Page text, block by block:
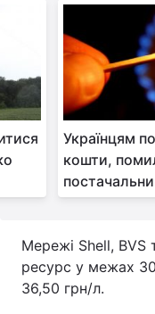
Тема оформлення
Українцям
кошти,
Мережі Shell, BVS
ресурс у межах
36,50 грн/л.